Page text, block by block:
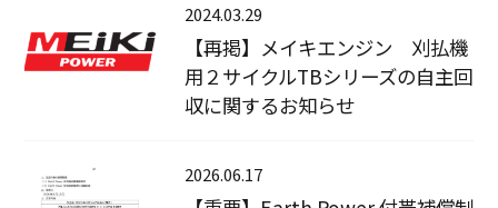
2024.03.29
【再掲】メイキエンジン 刈払機
用２サイクルTBシリーズの自主回
収に関するお知らせ
2026.06.17